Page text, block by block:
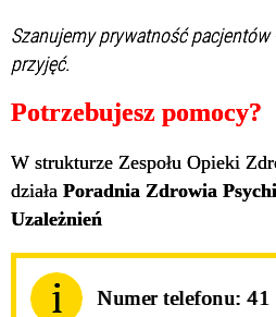
Szanujemy prywatność
przyjęć.
Potrzebujesz pomocy?
W strukturze Zespołu Opieki
działa Poradnia Zdrowia
Uzależnień
Numer telefonu: